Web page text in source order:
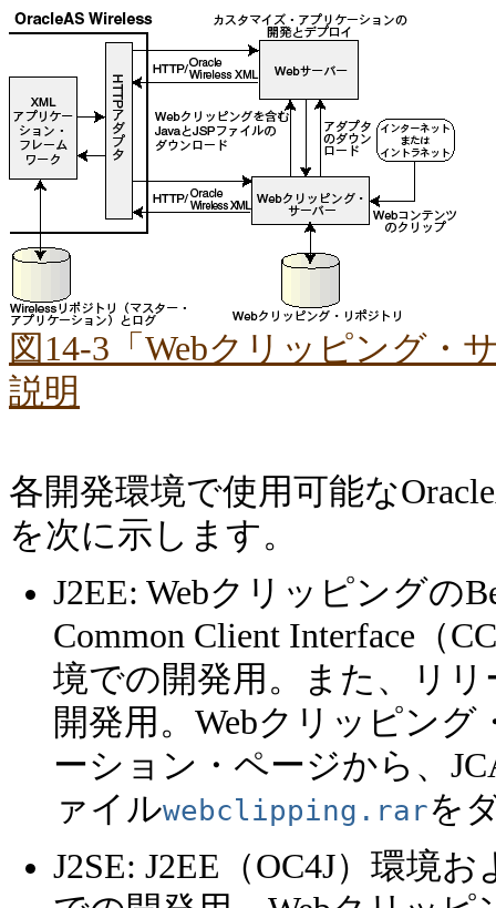
図14-3「Webクリッピング・
説明
各開発環境で使用可能な
を次に示します。
J2EE: Webクリッピングの
Common Client Interface（
境での開発用。また、リリ
開発用。Webクリッピン
ーション・ページから、
ァイルwebclipping.rarを
J2SE: J2EE（OC4J）環境